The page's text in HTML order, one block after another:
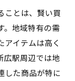
ことは、賢い買
。地域特有の需
アイテムは高く
広駅周辺では地
した商品が特に